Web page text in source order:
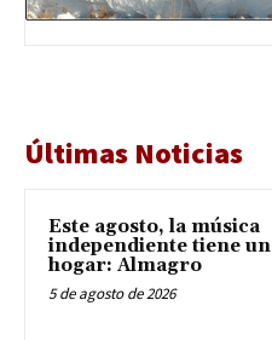
Últimas Noticias
Este agosto, la música
independiente tiene un
hogar: Almagro
5 de agosto de 2026